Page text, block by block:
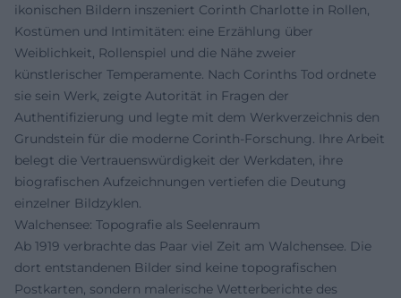
ikonischen Bildern inszeniert Corinth Charlotte in Rollen,
Kostümen und Intimitäten: eine Erzählung über
Weiblichkeit, Rollenspiel und die Nähe zweier
künstlerischer Temperamente. Nach Corinths Tod ordnete
sie sein Werk, zeigte Autorität in Fragen der
Authentifizierung und legte mit dem Werkverzeichnis den
Grundstein für die moderne Corinth-Forschung. Ihre Arbeit
belegt die Vertrauenswürdigkeit der Werkdaten, ihre
biografischen Aufzeichnungen vertiefen die Deutung
einzelner Bildzyklen.
Walchensee: Topografie als Seelenraum
Ab 1919 verbrachte das Paar viel Zeit am Walchensee. Die
dort entstandenen Bilder sind keine topografischen
Postkarten, sondern malerische Wetterberichte des